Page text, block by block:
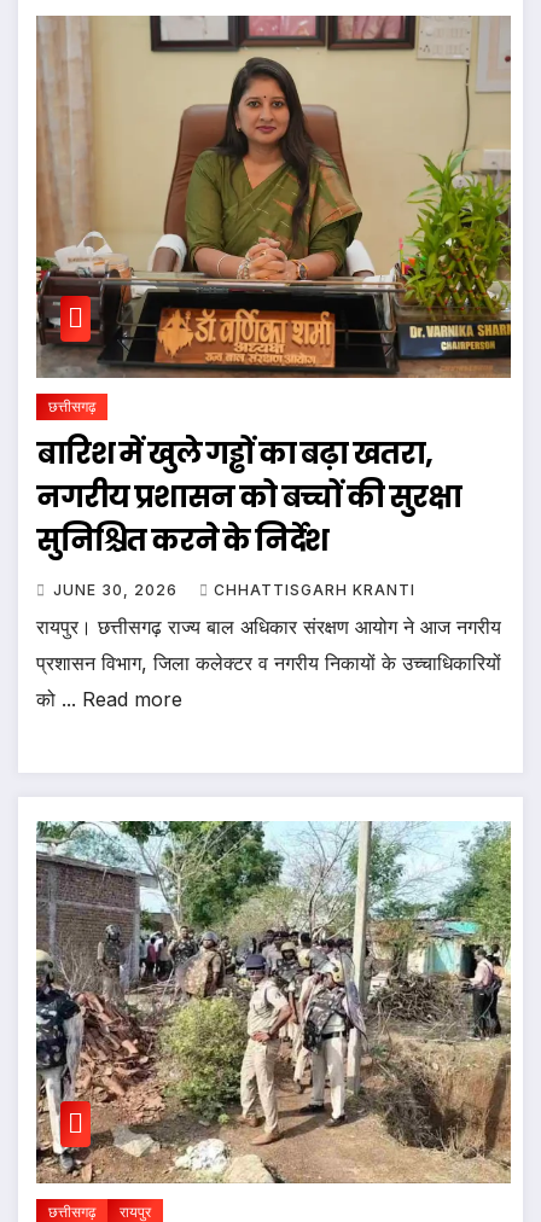
छत्तीसगढ़
बारिश में खुले गड्ढों का बढ़ा खतरा,
नगरीय प्रशासन को बच्चों की सुरक्षा
सुनिश्चित करने के निर्देश
JUNE 30, 2026 CHHATTISGARH KRANTI
रायपुर। छत्तीसगढ़ राज्य बाल अधिकार संरक्षण आयोग ने आज नगरीय
प्रशासन विभाग, जिला कलेक्टर व नगरीय निकायों के उच्चाधिकारियों
को ... Read more
छत्तीसगढ़ रायपुर